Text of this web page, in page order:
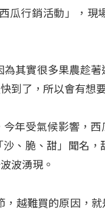
瓜行銷活動」，現
其實很多果農趁
到了，所以會有想
年受氣候影響，
、脆、甜」聞名
波湧現。
越難買的原因，